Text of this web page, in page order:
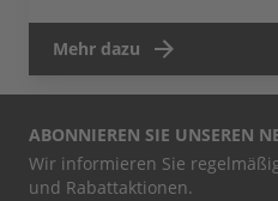
Mehr dazu
ABONNIEREN SIE UNSEREN
Wir informieren Sie
und Rabattaktionen.